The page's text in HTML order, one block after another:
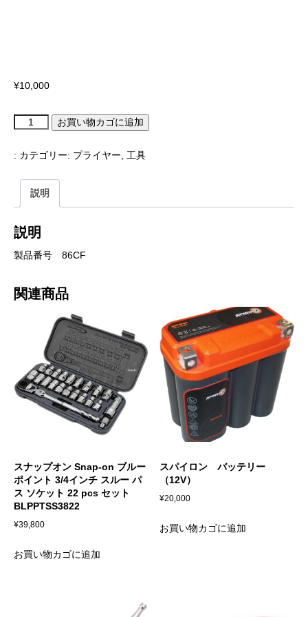
¥10,000
ダ
イ
ナ
ー
お買い物カゴに追加
: カテゴリー: プライヤー 工具
説明
説明
製品番号 86CF
関連商品
スナップオン Snap-on ブルー
ポイント 3/4インチ スルー パ
ス ソケット 22 pcs セット
BLPPTSS3822
¥39,800
お買い物カゴに追加
スパイロン バッテリー
（12V）
¥20,000
お買い物カゴに追加